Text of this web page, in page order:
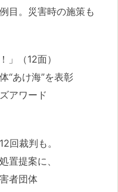
目。災害時の施策も
（12面）
“あけ海”を表彰
アワード
回裁判も。
置提案に、
者団体